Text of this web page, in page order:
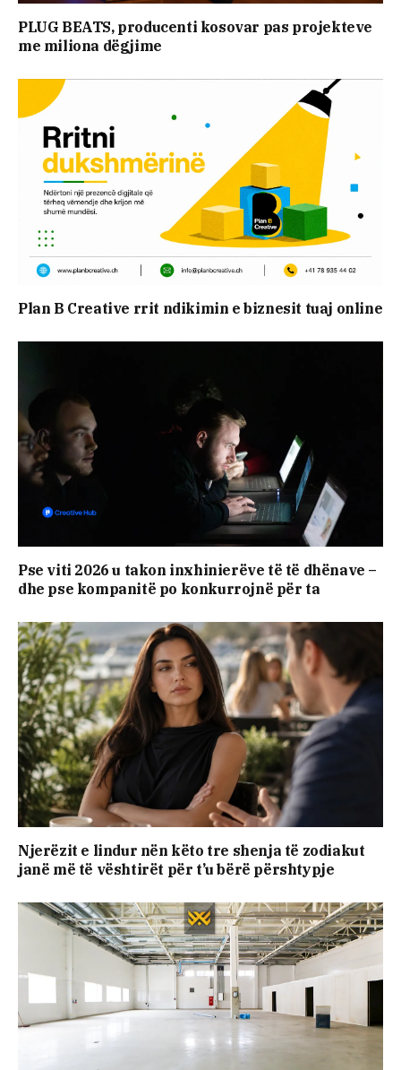
PLUG BEATS, producenti kosovar pas projekteve
me miliona dëgjime
Plan B Creative rrit ndikimin e biznesit tuaj online
Pse viti 2026 u takon inxhinierëve të të dhënave –
dhe pse kompanitë po konkurrojnë për ta
Njerëzit e lindur nën këto tre shenja të zodiakut
janë më të vështirët për t’u bërë përshtypje